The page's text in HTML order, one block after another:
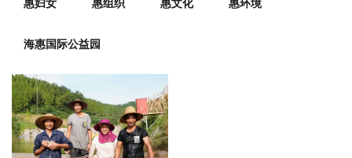
海惠国际公益园